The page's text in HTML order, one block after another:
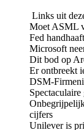
Links uit
Moet ASML
Fed
Microsoft
Dit bod op
Er ontbreekt
DSM-
cijfers
Unilever is